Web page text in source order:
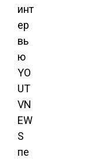
инт
ер
вь
ю
YO
UT
VN
EW
S
пе